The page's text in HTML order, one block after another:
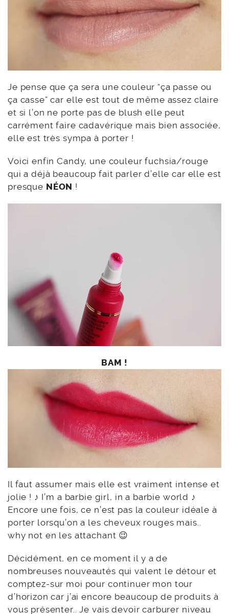
Je pense que ça sera une couleur “ça passe ou
ça casse” car elle est tout de même assez claire
et si l’on ne porte pas de blush elle peut
carrément faire cadavérique mais bien associée,
elle est très sympa à porter !
Voici enfin Candy, une couleur fuchsia/rouge
qui a déjà beaucoup fait parler d’elle car elle est
presque NÉON !
BAM !
Il faut assumer mais elle est vraiment intense et
jolie ! ♪ I’m a barbie girl, in a barbie world ♪
Encore une fois, ce n’est pas la couleur idéale à
porter lorsqu’on a les cheveux rouges mais..
why not en les attachant 😉
Décidément, en ce moment il y a de
nombreuses nouveautés qui valent le détour et
comptez-sur moi pour continuer mon tour
d’horizon car j’ai encore beaucoup de produits à
vous présenter.. Je vais devoir carburer niveau